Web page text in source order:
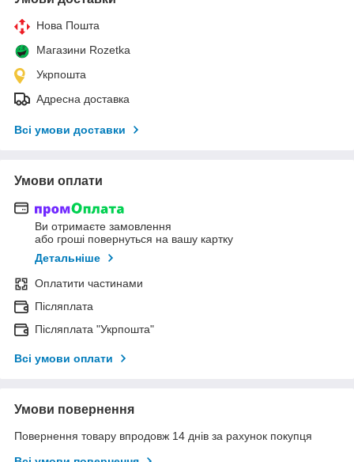
Нова Пошта
Магазини Rozetka
Укрпошта
Адресна доставка
Всі умови доставки
Умови оплати
Ви отримаєте замовлення
або гроші повернуться на вашу картку
Детальніше
Оплатити частинами
Післяплата
Післяплата "Укрпошта"
Всі умови оплати
Умови повернення
Повернення товару впродовж 14 днів за рахунок покупця